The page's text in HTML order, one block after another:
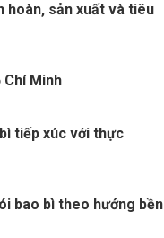
hoàn, sản xuất và tiêu
Chí Minh
tiếp xúc với thực
bao bì theo hướng bền